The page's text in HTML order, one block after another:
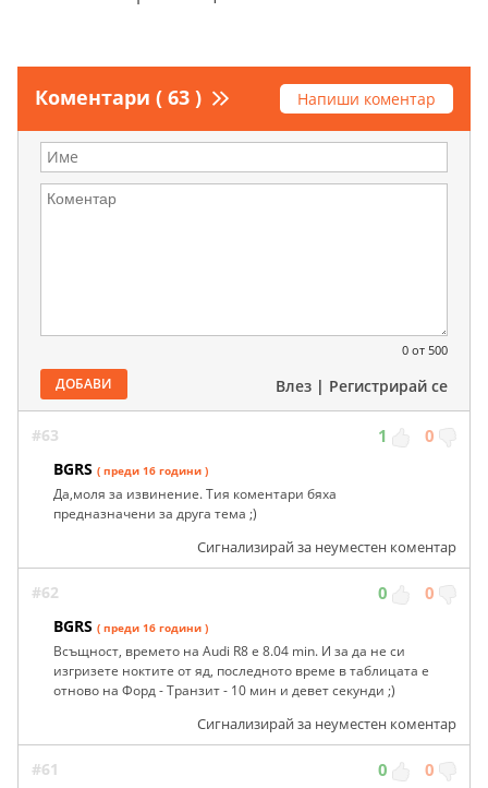
Коментари ( 63 ) Напиши коментар
0 от 500
ДОБАВИ Влез | Регистрирай се
#63 1 0
BGRS ( преди 16 години )
Да,моля за извинение. Тия коментари бяха
предназначени за друга тема ;)
Сигнализирай за неуместен коментар
#62 0 0
BGRS ( преди 16 години )
Всъщност, времето на Audi R8 e 8.04 min. И за да не си
изгризете ноктите от яд, последното време в таблицата е
отново на Форд - Транзит - 10 мин и девет секунди ;)
Сигнализирай за неуместен коментар
#61 0 0